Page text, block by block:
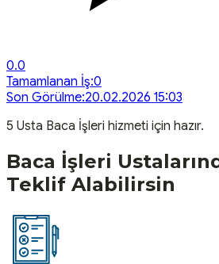
0.0
Tamamlanan İş:0
Son Görülme:20.02.2026 15:03
5 Usta Baca İşleri hizmeti için hazır.
Baca İşleri
Teklif Alabilirsin